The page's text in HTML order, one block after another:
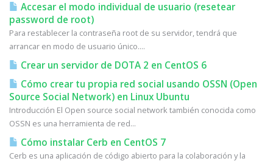
Accesar el modo individual de usuario (resetear
password de root)
Para restablecer la contraseña root de su servidor, tendrá que
arrancar en modo de usuario único....
Crear un servidor de DOTA 2 en CentOS 6
Cómo crear tu propia red social usando OSSN (Open
Source Social Network) en Linux Ubuntu
Introducción El Open source social network también conocida como
OSSN es una herramienta de red...
Cómo instalar Cerb en CentOS 7
Cerb es una aplicación de código abierto para la colaboración y la